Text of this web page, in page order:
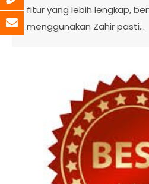
fitur yang lebih lengkap,
menggunakan Zahir pasti…